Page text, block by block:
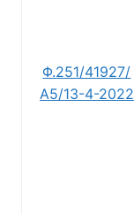
Φ.251/41927/
Α5/13-4-2022